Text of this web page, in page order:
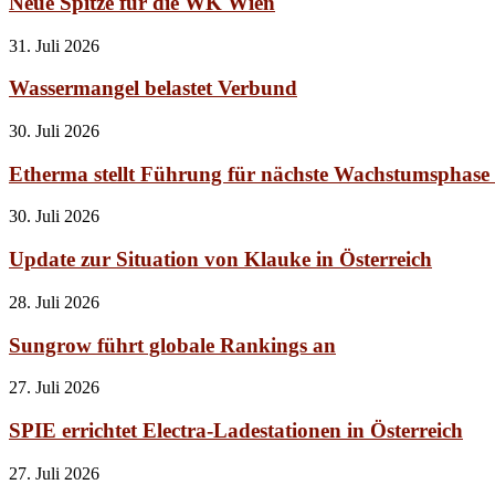
31. Juli 2026
Wassermangel belastet Verbund
30. Juli 2026
Etherma stellt Führung für nächste
30. Juli 2026
Update zur Situation von Klauke in Österreich
28. Juli 2026
Sungrow führt globale Rankings an
27. Juli 2026
SPIE errichtet Electra-Ladestationen in Österreich
27. Juli 2026